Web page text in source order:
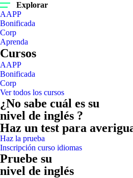
Explorar
AAPP
Bonificada
Corp
Aprenda
Cursos
AAPP
Bonificada
Corp
Ver todos los cursos
¿No sabe cuál es su
nivel de inglés ?
Haz un test para
Haz la prueba
Inscripción curso idiomas
Pruebe su
nivel de inglés